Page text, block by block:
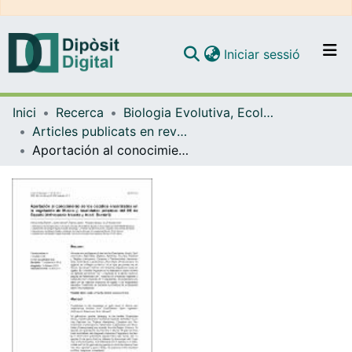
Navega per tot el DD
Com publicar
Iniciar sessió (current)
Inici Recerca
Biologia Evolutiva, Ecologia i Ciències Ambientals
Articles publicats en revistes (Biologia Evolutiva, Ecologia i Ciències Ambientals)
Aportación al conocimiento de los cecidios encontrados en la vegetación de Murcia y localidades próximas del SE de España (Arthropoda: Insecta y Acari; Bacterii)